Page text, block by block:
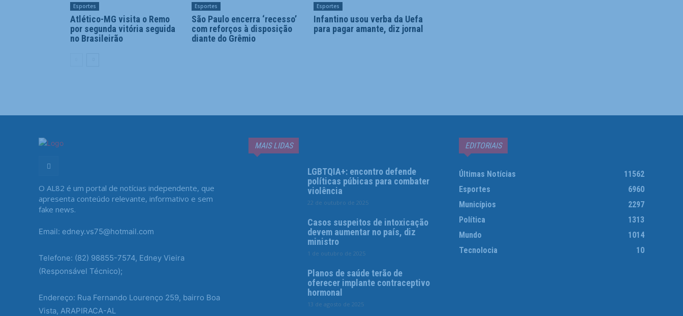
Esportes
Atlético-MG visita o Remo
por segunda vitória seguida
no Brasileirão
Esportes
São Paulo encerra ‘recesso’
com reforços à disposição
diante do Grêmio
Esportes
Infantino usou verba da Uefa
para pagar amante, diz jornal
O AL82 é um portal de notícias independente, que
apresenta conteúdo relevante, informativo e sem
fake news.
Email: edney.vs75@hotmail.com
Telefone: (82) 98855-7574, Edney Vieira
(Responsável Técnico);
Endereço: Rua Fernando Lourenço 259, bairro Boa
Vista, ARAPIRACA-AL
MAIS LIDAS
LGBTQIA+: encontro defende
políticas púbicas para combater
violência
22 de outubro de 2025
Casos suspeitos de intoxicação
devem aumentar no país, diz
ministro
1 de outubro de 2025
Planos de saúde terão de
oferecer implante contraceptivo
hormonal
13 de agosto de 2025
EDITORIAIS
Últimas Notícias
11562
Esportes
6960
Municípios
2297
Política
1313
Mundo
1014
Tecnolocia
10